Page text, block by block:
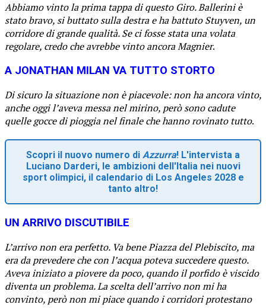
Abbiamo vinto la prima tappa di questo Giro. Ballerini è
stato bravo, si buttato sulla destra e ha battuto Stuyven, un
corridore di grande qualità. Se ci fosse stata una volata
regolare, credo che avrebbe vinto ancora Magnier.
A JONATHAN MILAN VA TUTTO STORTO
Di sicuro la situazione non è piacevole: non ha ancora vinto,
anche oggi l’aveva messa nel mirino, però sono cadute
quelle gocce di pioggia nel finale che hanno rovinato tutto.
Scopri il nuovo numero di Azzurra! L'intervista a
Luciano Darderi, le ambizioni dell'Italia nei nuovi
sport olimpici, il calendario di Los Angeles 2028 e
tanto altro!
UN ARRIVO DISCUTIBILE
L’arrivo non era perfetto. Va bene Piazza del Plebiscito, ma
era da prevedere che con l’acqua poteva succedere questo.
Aveva iniziato a piovere da poco, quando il porfido è viscido
diventa un problema. La scelta dell’arrivo non mi ha
convinto, però non mi piace quando i corridori protestano